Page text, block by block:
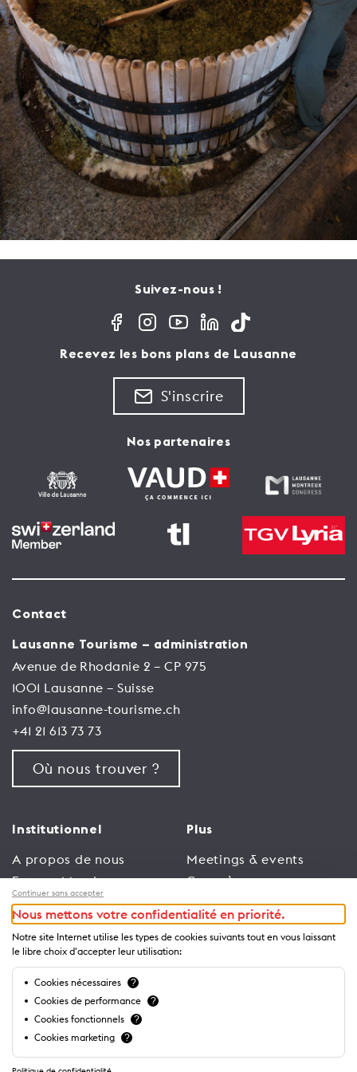
Suivez-nous !
Recevez les bons plans de Lausanne
S'inscrire
Nos partenaires
Contact
Lausanne Tourisme – administration
Avenue de Rhodanie 2 – CP 975
1001 Lausanne – Suisse
info@lausanne-tourisme.ch
+41 21 613 73 73
Où nous trouver ?
Institutionnel
A propos de nous
Espace Membres
Emploi
Conditions générales
d’utilisation
Politique de
confidentialité
Plus
Meetings & events
Congrès
Trade
Espace Médias
Annonceurs
Brochures et guides
Continuer sans accepter
Nous mettons votre confidentialité en priorité.
Notre site Internet utilise les types de cookies suivants tout en vous laissant
le libre choix d'accepter leur utilisation:
Cookies nécessaires ?
Cookies de performance ?
Cookies fonctionnels ?
Cookies marketing ?